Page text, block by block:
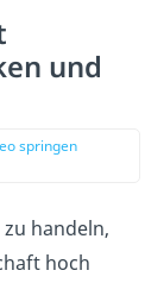
und
springen
handeln,
hoch